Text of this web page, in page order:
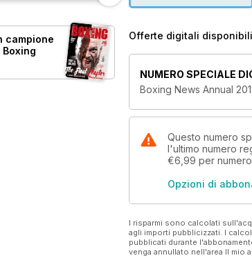
campione
Boxing
Offerte digitali
NUMERO SPECIALE
Boxing News Annual
Questo numero
l'ultimo numero
€6,99 per numero
Opzioni di
I risparmi sono calcolati
agli importi pubblicizzati. I
pubblicati durante
venga annullato nell'area Il mio